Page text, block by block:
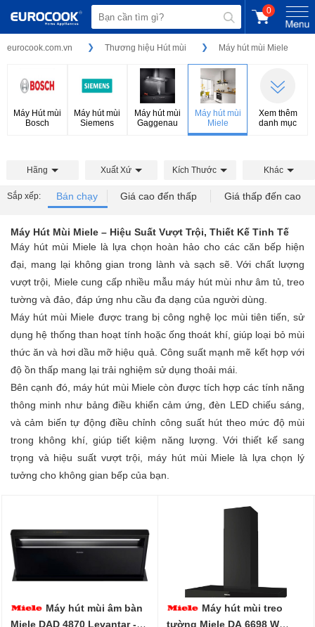
0
eurocook.com.vn Thương hiệu Hút mùi Máy hút mùi Miele
Máy Hút mùi
Bosch
Máy hút mùi
Siemens
Máy hút mùi
Gaggenau
Máy hút mùi
Miele
Xem thêm
danh mục
Hãng Xuất Xứ Kích Thước Khác
Sắp xếp: Bán chạy Giá cao đến thấp Giá thấp đến cao
Máy Hút Mùi Miele – Hiệu Suất Vượt Trội, Thiết Kế Tinh Tế
Máy hút mùi Miele là lựa chọn hoàn hảo cho các căn bếp hiện
đại, mang lại không gian trong lành và sạch sẽ. Với chất lượng
vượt trội, Miele cung cấp nhiều mẫu máy hút mùi như âm tủ, treo
tường và đảo, đáp ứng nhu cầu đa dạng của người dùng.
Máy hút mùi Miele được trang bị công nghệ lọc mùi tiên tiến, sử
dụng hệ thống than hoạt tính hoặc ống thoát khí, giúp loại bỏ mùi
thức ăn và hơi dầu mỡ hiệu quả. Công suất mạnh mẽ kết hợp với
độ ồn thấp mang lại trải nghiệm sử dụng thoải mái.
Bên cạnh đó, máy hút mùi Miele còn được tích hợp các tính năng
thông minh như bảng điều khiển cảm ứng, đèn LED chiếu sáng,
và cảm biến tự động điều chỉnh công suất hút theo mức độ mùi
trong không khí, giúp tiết kiệm năng lượng. Với thiết kế sang
trọng và hiệu suất vượt trội, máy hút mùi Miele là lựa chọn lý
tưởng cho không gian bếp của bạn.
Máy hút mùi âm bàn
Miele DAD 4870 Levantar -
Máy hút mùi treo
tường Miele DA 6698 W